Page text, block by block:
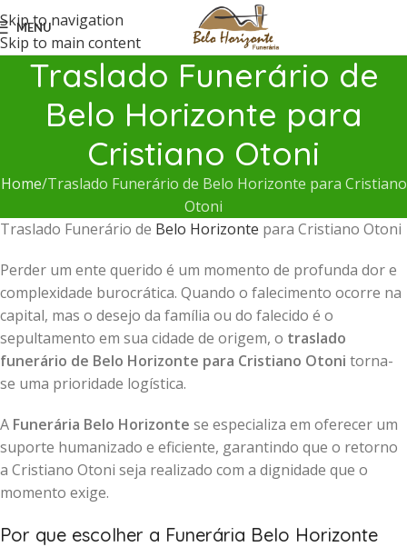
Skip to navigation
Skip to main content
MENU
Traslado Funerário de
Belo Horizonte para
Cristiano Otoni
Home Traslado Funerário de Belo Horizonte para Cristiano
Otoni
Traslado Funerário de Belo Horizonte para Cristiano Otoni
Perder um ente querido é um momento de profunda dor e
complexidade burocrática. Quando o falecimento ocorre na
capital, mas o desejo da família ou do falecido é o
sepultamento em sua cidade de origem, o traslado
funerário de Belo Horizonte para Cristiano Otoni torna-
se uma prioridade logística.
A Funerária Belo Horizonte se especializa em oferecer um
suporte humanizado e eficiente, garantindo que o retorno
a Cristiano Otoni seja realizado com a dignidade que o
momento exige.
Por que escolher a Funerária Belo Horizonte